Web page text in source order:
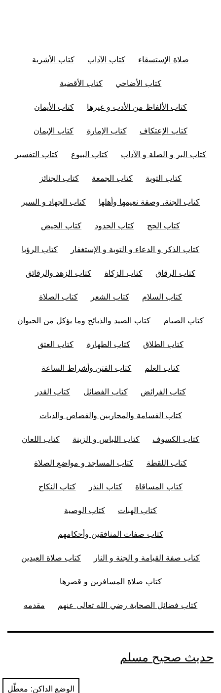
صلاة الإستسقاء كتاب الآداب كتاب الأشربة
كتاب الأضاحي كتاب الأقضية
كتاب الألفاظ من الأدب و غيرها كتاب الأيمان
كتاب الإعتكاف كتاب الإمارة كتاب الإيمان
كتاب البر و الصلة و الآداب كتاب البيوع كتاب التفسير
كتاب التوبة كتاب الجمعة كتاب الجنائز
كتاب الجنة، وصفة نعيمها وأهلها كتاب الجهاد و السير
كتاب الحج كتاب الحدود كتاب الحيض
كتاب الذكر و الدعاء و التوبة و الإستغفار كتاب الرؤيا
كتاب الرقاق كتاب الزكاة كتاب الزهد والرقائق
كتاب السلام كتاب الشعر كتاب الصلاة
كتاب الصيام كتاب الصيد والذبائح وما يؤكل من الحيوان
كتاب الطلاق كتاب الطهارة كتاب العتق
كتاب العلم كتاب الفتن وأشراط الساعة
كتاب الفرائض كتاب الفضائل كتاب القدر
كتاب القسامة والمحاربين والقصاص والديات
كتاب الكسوف كتاب اللباس و الزينة كتاب اللعان
كتاب اللقطة كتاب المساجد و مواضع الصلاة
كتاب المساقاة كتاب النذر كتاب النكاح
كتاب الهبات كتاب الوصية
كتاب صفات المنافقين وأحكامهم
كتاب صفة القيامة و الجنة و النار كتاب صلاة العيدين
كتاب صلاة المسافرين و قصرها
كتاب فضائل الصحابة رضي الله تعالى عنهم مقدمه
حديث صحيح مسلم
الوضع الداكن: